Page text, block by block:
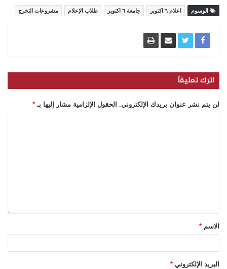
الوسوم اعلام ٦ اكتوبر جامعة ٦ اكتوبر طلاب الإعلام مشروعات التخرج
اترك تعليقاً
لن يتم نشر عنوان بريدك الإلكتروني. الحقول الإلزامية مشار إليها بـ *
الاسم *
البريد الإلكتروني *